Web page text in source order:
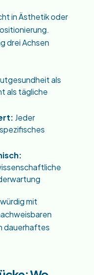
in Ästhetik oder
drei Achsen
als
als tägliche
Jeder
mit
dauerhaftes